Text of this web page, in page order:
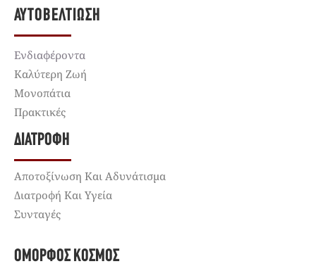
ΑΥΤΟΒΕΛΤΊΩΣΗ
Ενδιαφέροντα
Καλύτερη Ζωή
Μονοπάτια
Πρακτικές
ΔΙΑΤΡΟΦΉ
Αποτοξίνωση Και Αδυνάτισμα
Διατροφή Και Υγεία
Συνταγές
ΌΜΟΡΦΟΣ ΚΌΣΜΟΣ